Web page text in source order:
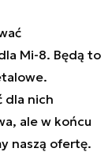
Mi-8. Będą to
dla nich
ale w końcu
naszą ofertę.